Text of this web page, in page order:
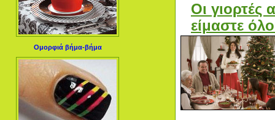
Ομορφιά βήμα-βήμα
Οι γιορτές
είμαστε